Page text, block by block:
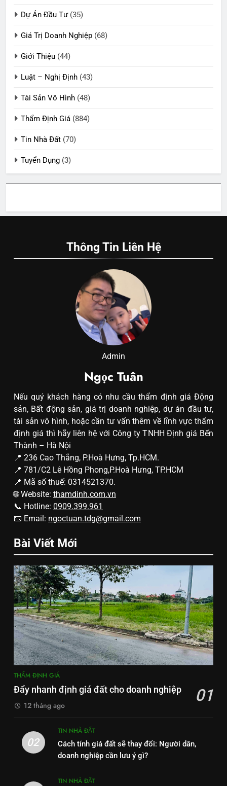
Dự Án Đầu Tư(35)
Giá Trị Doanh Nghiệp (68)
Giới Thiệu (44)
Luật – Nghị Định (43)
Tài Sản Vô Hình (48)
Thẩm Định Giá (884)
Tin Nhà Đất (70)
Tuyển Dụng (3)
Thông Tin Liên Hệ
Admin
Ngọc Tuân
Nếu quý khách hàng có nhu cầu thẩm định giá Động
sản, Bất động sản, giá trị doanh nghiệp, dự án đầu tư,
tài sản vô hình, hoặc cần tư vấn thêm về lĩnh vực thẩm
định giá thì hãy liên hệ với Công ty TNHH Định giá Bến
Thành – Hà Nội
📍 236 Cao Thắng, P.Hoà Hưng, Tp.HCM.
📍 781/C2 Lê Hồng Phong,P.Hoà Hưng, TP.HCM
📍 Mã số thuế: 0314521370.
🌐 Website: thamdinh.com.vn
📞 Hotline: 0909.399.961
📧 Email: ngoctuan.tdg@gmail.com
Bài Viết Mới
THẨM ĐỊNH GIÁ
Đẩy nhanh định giá đất cho doanh nghiệp 01
12 tháng ago
02
TIN NHÀ ĐẤT
Cách tính giá đất sẽ thay đổi: Người dân,
doanh nghiệp cần lưu ý gì?
TIN NHÀ ĐẤT